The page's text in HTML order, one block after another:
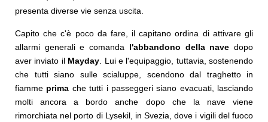
presenta diverse vie senza uscita.
Capito che c'è poco da fare, il capitano ordina di attivare gli
allarmi generali e comanda l'abbandono della nave dopo
aver inviato il Mayday . Lui e l'equipaggio, tuttavia, sostenendo
che tutti siano sulle scialuppe, scendono dal traghetto in
fiamme prima che tutti i passeggeri siano evacuati, lasciando
molti ancora a bordo anche dopo che la nave viene
rimorchiata nel porto di Lysekil, in Svezia, dove i vigili del fuoco